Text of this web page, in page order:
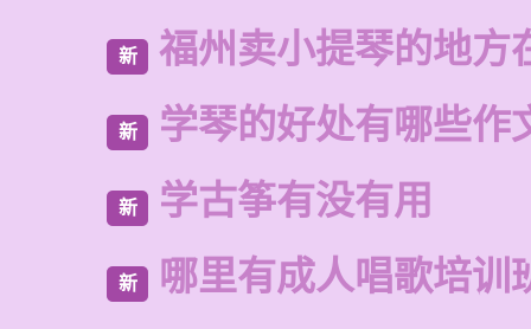
新 福州卖小提琴的地方
新 学琴的好处有哪些作
新 学古筝有没有用
新 哪里有成人唱歌培训